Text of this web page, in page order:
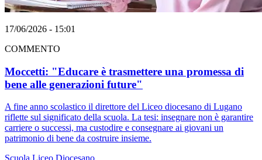
17/06/2026 - 15:01
COMMENTO
Moccetti: "Educare è trasmettere una promessa di
bene alle generazioni future"
A fine anno scolastico il direttore del Liceo diocesano di Lugano
riflette sul significato della scuola. La tesi: insegnare non è garantire
carriere o successi, ma custodire e consegnare ai giovani un
patrimonio di bene da costruire insieme.